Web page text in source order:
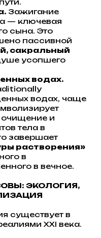
Зажигание
— ключевая
сына. Это
пассивной
сакральный
усопшего
водах.
водах, чаще
и
тела в
завершает
растворения»
в
в вечное.
ЭКОЛОГИЯ,
существует в
XXI века.